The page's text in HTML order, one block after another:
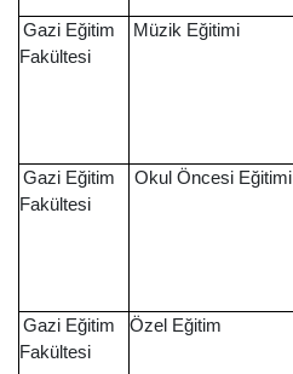
Gazi Eğitim
Fakültesi
Müzik Eğitimi
Gazi Eğitim
Fakültesi
Okul Öncesi Eğitimi
Gazi Eğitim
Fakültesi
Özel Eğitim